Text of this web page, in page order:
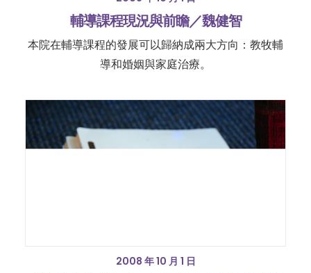
輔導課程現況與前瞻／魏健智
本院在輔導課程的發展可以歸納成兩大方向：教牧輔
導和婚姻與家庭治療。
2008 年 10 月 1 日